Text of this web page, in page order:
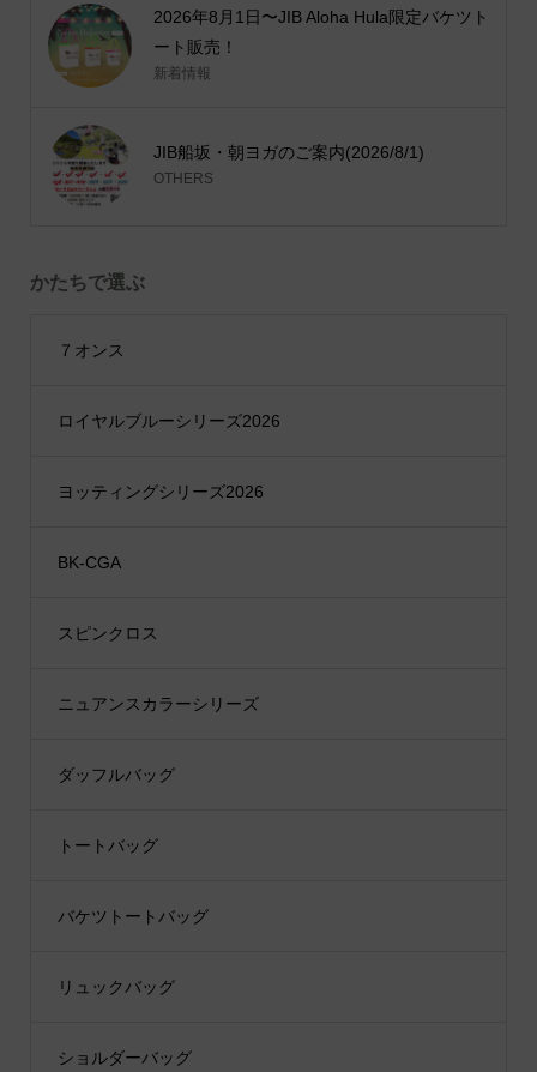
2026年8月1日〜JIB Aloha Hula限定バケツト
ート販売！
新着情報
JIB船坂・朝ヨガのご案内(2026/8/1)
OTHERS
かたちで選ぶ
７オンス
ロイヤルブルーシリーズ2026
ヨッティングシリーズ2026
BK-CGA
スピンクロス
ニュアンスカラーシリーズ
ダッフルバッグ
トートバッグ
バケツトートバッグ
リュックバッグ
ショルダーバッグ